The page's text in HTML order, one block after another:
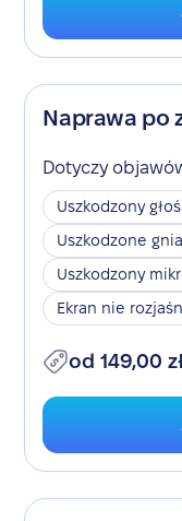
Naprawa po
Dotyczy
Uszkodzony
Uszkodzone
Uszkodzony
Ekran nie
od 149,00